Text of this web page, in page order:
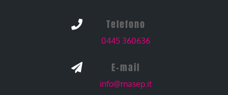
 Telefono
0445 360636
 E-mail
info@masep.it